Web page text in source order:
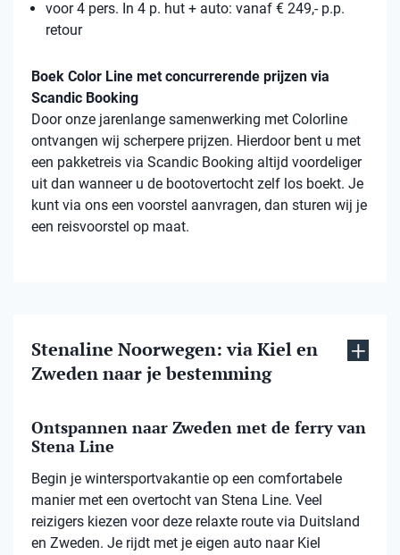
voor 4 pers. In 4 p. hut + auto: vanaf € 249,- p.p.
retour
Boek Color Line met concurrerende prijzen via
Scandic Booking
Door onze jarenlange samenwerking met Colorline
ontvangen wij scherpere prijzen. Hierdoor bent u met
een pakketreis via Scandic Booking altijd voordeliger
uit dan wanneer u de bootovertocht zelf los boekt. Je
kunt via ons een voorstel aanvragen, dan sturen wij je
een reisvoorstel op maat.
Stenaline Noorwegen: via Kiel en
Zweden naar je bestemming
Ontspannen naar Zweden met de ferry van
Stena Line
Begin je wintersportvakantie op een comfortabele
manier met een overtocht van Stena Line. Veel
reizigers kiezen voor deze relaxte route via Duitsland
en Zweden. Je rijdt met je eigen auto naar Kiel